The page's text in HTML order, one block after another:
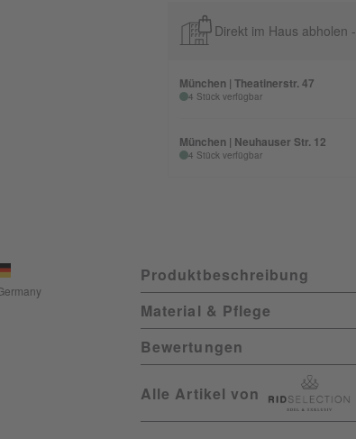
Direkt im Haus abholen -
München | Theatinerstr. 47
4 Stück verfügbar
München | Neuhauser Str. 12
4 Stück verfügbar
Produktbeschreibung
Material & Pflege
Bewertungen
Alle Artikel von